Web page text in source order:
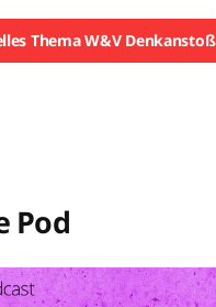
Thema W&V Denkanstoß
Pod